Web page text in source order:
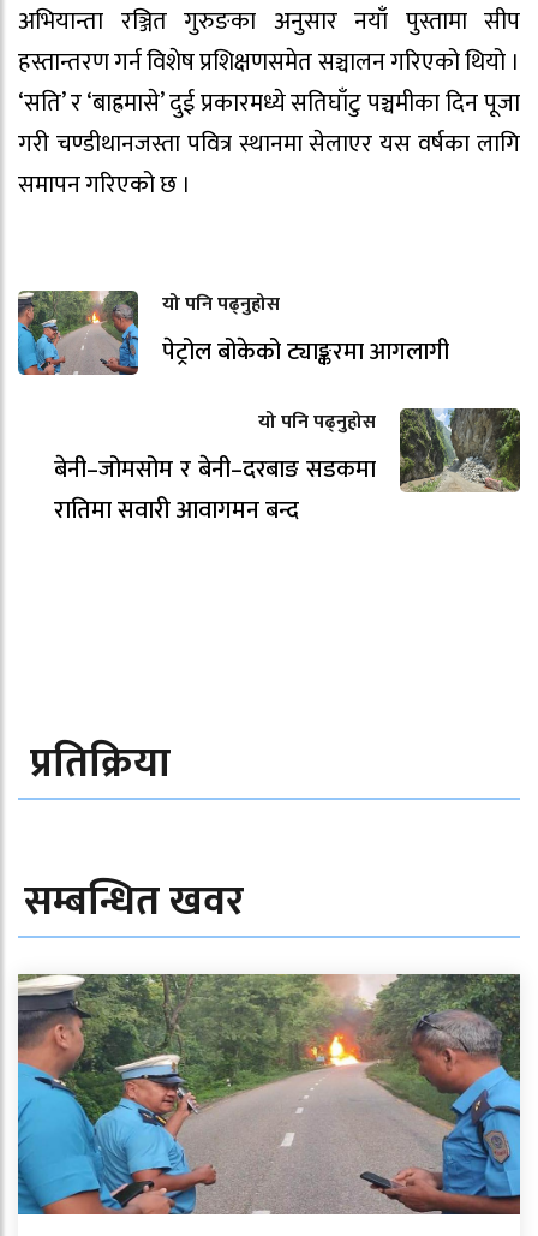
अभियान्ता रञ्जित गुरुङका अनुसार नयाँ पुस्तामा सीप
हस्तान्तरण गर्न विशेष प्रशिक्षणसमेत सञ्चालन गरिएको थियो ।
‘सति’ र ‘बाह्रमासे’ दुई प्रकारमध्ये सतिघाँटु पञ्चमीका दिन पूजा
गरी चण्डीथानजस्ता पवित्र स्थानमा सेलाएर यस वर्षका लागि
समापन गरिएको छ ।
यो पनि पढ्नुहोस
पेट्रोल बोकेको ट्याङ्करमा आगलागी
यो पनि पढ्नुहोस
बेनी–जोमसोम र बेनी–दरबाङ सडकमा
रातिमा सवारी आवागमन बन्द
प्रतिक्रिया
सम्बन्धित खवर